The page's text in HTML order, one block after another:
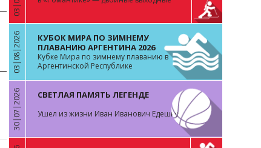
«
03|08|2026
КУБОК МИРА ПО ЗИМНЕМУ
ПЛАВАНИЮ АРГЕНТИНА 2026
Кубке Мира по зимнему плаванию в
Аргентинской Республике
«
30|07|2026 СВЕТЛАЯ ПАМЯТЬ ЛЕГЕНДЕ
Ушел из жизни Иван Иванович Едешко